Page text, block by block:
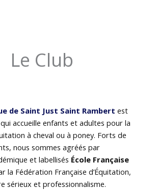
Le Club
de Saint Just Saint Rambert est
qui accueille enfants et adultes pour la
à cheval ou à poney. Forts de
nous sommes agréés par
et labellisés École Française
la Fédération Française d’Équitation,
sérieux et professionnalisme.